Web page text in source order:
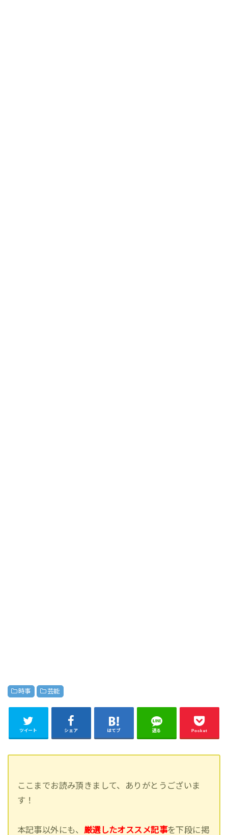
時事 芸能
ツイート シェア はてブ 送る Pocket
ここまでお読み頂きまして、ありがとうございま
す！
本記事以外にも、 厳選したオススメ記事を下段に掲